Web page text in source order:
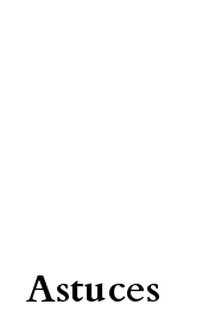
Astuces